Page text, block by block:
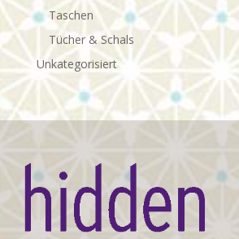
Taschen
Tücher & Schals
Unkategorisiert